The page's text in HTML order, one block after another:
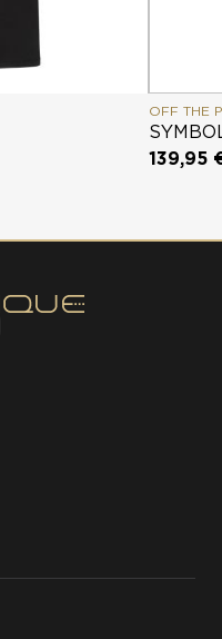
OFF THE
139,95